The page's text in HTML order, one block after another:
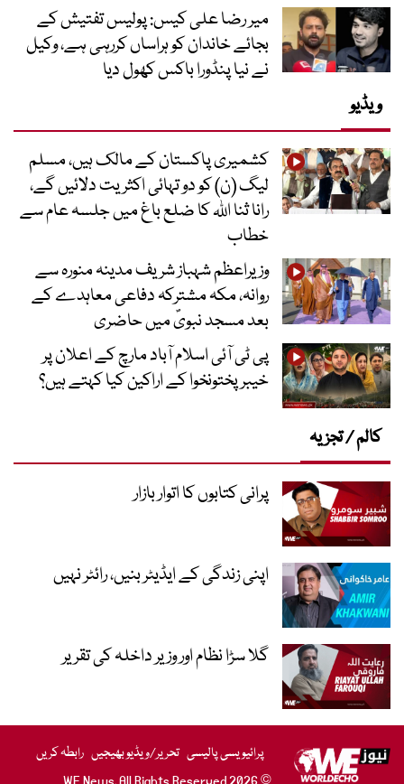
میر رضا علی کیس: پولیس تفتیش کے
بجائے خاندان کو ہراساں کررہی ہے، وکیل
نے نیا پنڈورا باکس کھول دیا
ویڈیو
کشمیری پاکستان کے مالک ہیں، مسلم
لیگ (ن) کو دو تہائی اکثریت دلائیں گے،
رانا ثنا اللہ کا ضلع باغ میں جلسہ عام سے
خطاب
وزیراعظم شہباز شریف مدینہ منورہ سے
روانہ، مکہ مشترکہ دفاعی معاہدے کے
بعد مسجد نبویؐ میں حاضری
پی ٹی آئی اسلام آباد مارچ کے اعلان پر
خیبر پختونخوا کے اراکین کیا کہتے ہیں؟
کالم / تجزیہ
پرانی کتابوں کا اتوار بازار
اپنی زندگی کے ایڈیٹر بنیں، رائٹر نہیں
گلا سڑا نظام اور وزیر داخلہ کی تقریر
پرائیویسی پالیسی تحریر/ویڈیو بھیجیں رابطہ کریں